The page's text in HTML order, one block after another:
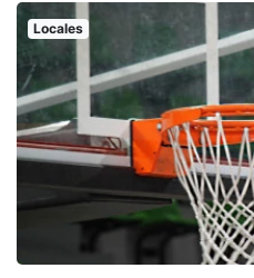
Locales